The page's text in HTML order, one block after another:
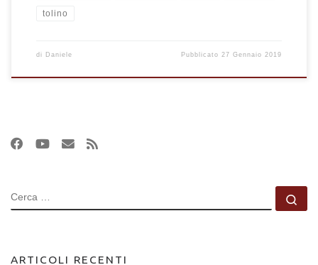
tolino
di Daniele Pubblicato27 Gennaio 2019
CERCA
ARTICOLI RECENTI